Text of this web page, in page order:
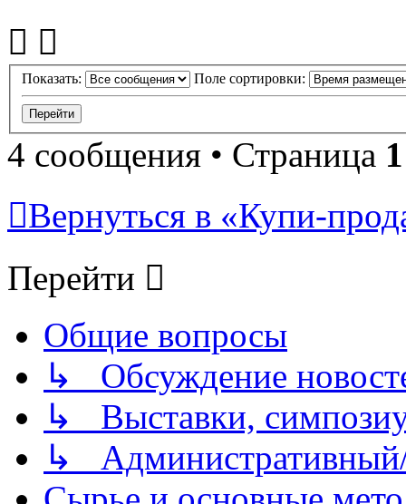
Показать: Поле сортировки:
4 сообщения • Страница 1
Вернуться в «Купи-
Перейти
Общие вопросы
↳ Обсуждение
↳ Выставки,
↳